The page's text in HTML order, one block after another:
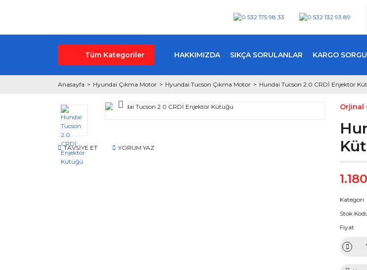
Tüm Kategoriler HAKKIMIZDA SIKÇA SORULANLAR KARGO
Anasayfa Hyundai Çıkma Motor Hyundai Tucson Çıkma Motor Hundai Tucson 2.0 CRDİ Enjektör
TAVSİYE ET YORUM YAZ
Orjinal
Kategori
Stok
Fiyat